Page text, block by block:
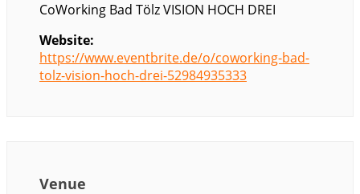
CoWorking Bad Tölz VISION HOCH DREI
Website:
https://www.eventbrite.de/o/coworking-bad-
tolz-vision-hoch-drei-52984935333
Venue